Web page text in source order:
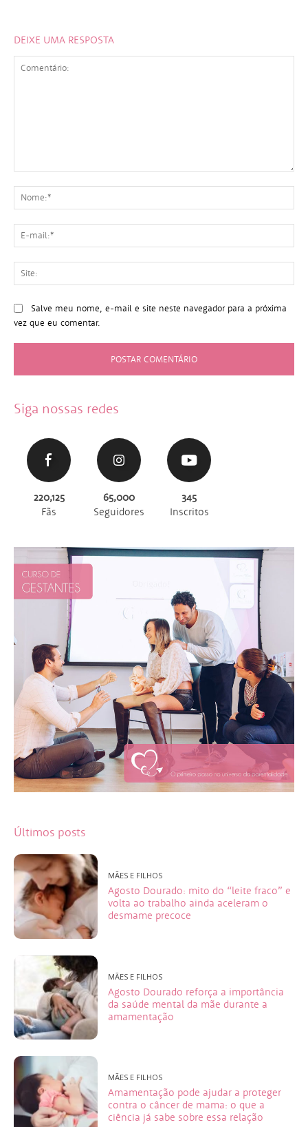
DEIXE UMA RESPOSTA
Salve meu nome, e-mail e site neste navegador para a próxima
vez que eu comentar.
Siga nossas redes
220,125
Fãs
65,000
Seguidores
345
Inscritos
Últimos posts
MÃES E FILHOS
Agosto Dourado: mito do “leite fraco” e
volta ao trabalho ainda aceleram o
desmame precoce
MÃES E FILHOS
Agosto Dourado reforça a importância
da saúde mental da mãe durante a
amamentação
MÃES E FILHOS
Amamentação pode ajudar a proteger
contra o câncer de mama: o que a
ciência já sabe sobre essa relação